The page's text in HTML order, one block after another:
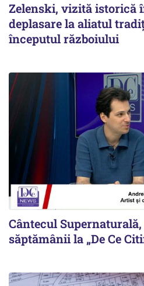
Zelenski, vizită istorică
deplasare la aliatul
începutul războiului
Cântecul
săptămânii la „De Ce